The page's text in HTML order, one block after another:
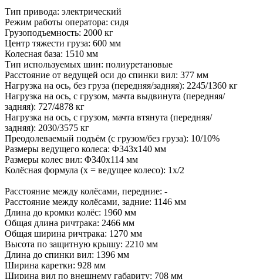
Тип привода: электрический
Режим работы оператора: сидя
Грузоподъемность: 2000 кг
Центр тяжести груза: 600 мм
Колесная база: 1510 мм
Тип используемых шин: полиуретановые
Расстояние от ведущей оси до спинки вил: 377 мм
Нагрузка на ось, без груза (передняя/задняя): 2245/1360 кг
Нагрузка на ось, с грузом, мачта выдвинута (передняя/
задняя): 727/4878 кг
Нагрузка на ось, с грузом, мачта втянута (передняя/
задняя): 2030/3575 кг
Преодолеваемый подъём (с грузом/без груза): 10/10%
Размеры ведущего колеса: Φ343x140 мм
Размеры колес вил: Φ340x114 мм
Колёсная формула (x = ведущее колесо): 1x/2
Расстояние между колёсами, передние: -
Расстояние между колёсами, задние: 1146 мм
Длина до кромки колёс: 1960 мм
Общая длина ричтрака: 2466 мм
Общая ширина ричтрака: 1270 мм
Высота по защитную крышу: 2210 мм
Длина до спинки вил: 1396 мм
Ширина каретки: 928 мм
Ширина вил по внешнему габариту: 708 мм